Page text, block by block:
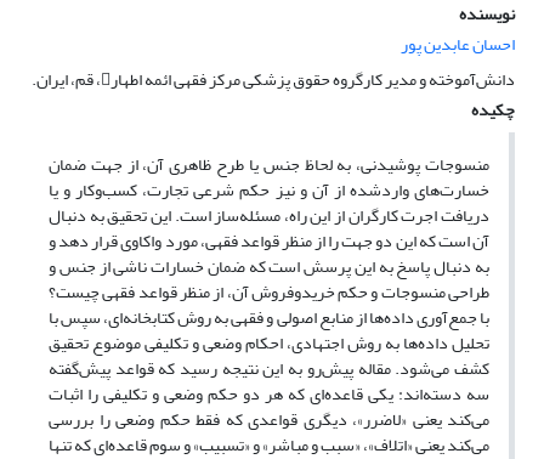
نویسنده
احسان عابدین پور
دانش‌آموخته و مدیر کارگروه حقوق پزشکی مرکز فقهی ائمه اطهار، قم، ایران.
چکیده
منسوجات پوشیدنی، به لحاظ ‌جنس یا طرح ظاهری آن، از جهت ضمان
خسارت‌های واردشده از آن و نیز حکم شرعی تجارت، کسب‌وکار و یا
دریافت اجرت کارگران از این راه، مسئله‌ساز است. این تحقیق به دنبال
آن است که این دو جهت را از منظر قواعد فقهی، مورد واکاوی قرار دهد و
به دنبال پاسخ به این پرسش است که ضمان خسارات ناشی از جنس و
طراحی منسوجات و حکم خریدوفروش آن، از منظر قواعد فقهی چیست؟
با جمع‌آوری داده‌ها از منابع اصولی و فقهی به روش کتابخانه‌ای، سپس با
تحلیل داده‌ها به روش اجتهادی، احکام وضعی و تکلیفی موضوع تحقیق
کشف می‌شود. مقاله پیش‌رو به این نتیجه رسید که قواعد پیش‌گفته
سه دسته‌اند: یکی قاعده‌ای که هر دو حکم وضعی و تکلیفی را اثبات
می‌کند یعنی «لاضرر»، دیگری قواعدی که فقط حکم وضعی را بررسی
می‌کند یعنی «اتلاف»، «سبب و مباشر» و «تسبیب» و سوم قاعده‌ای که تنها